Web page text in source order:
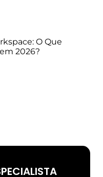
O Que
2026?